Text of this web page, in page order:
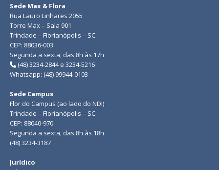
Sede Max & Flora
Rua Lauro Linhares 2055
Torre Max – Sala 901
Trindade – Florianópolis – SC
CEP: 88036-003
Segunda a sexta, das 8h às 17h
(48) 3234-2844 e 3234-5216
Whatsapp: (48) 99944-0103
Sede Campus
Flor do Campus (ao lado do NDI)
Trindade – Florianópolis – SC
CEP: 88040-970
Segunda a sexta, das 8h às 18h
(48) 3234-3187
Jurídico